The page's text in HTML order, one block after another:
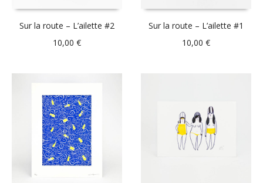
Sur la route – L’ailette #2
10,00 €
Sur la route – L’ailette #1
10,00€